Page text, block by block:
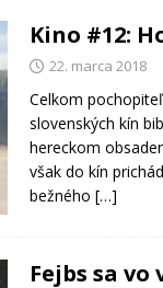
Kino #12:
22. marca 2018
Celkom
slovenských kín
hereckom
však do kín
bežného […]
Fejbs sa